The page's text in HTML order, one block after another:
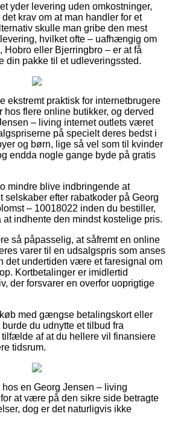
yder levering uden omkostninger,
krav om at man handler for et
skulle man gribe den mest
hvilket ofte – uafhængig om
Hobro eller Bjerringbro – er at få
din pakke til et udleveringssted.
ekstremt praktisk for internetbrugere
hos flere online butikker, og derved
– living internet outlets været
på specielt deres bedst i
og børn, lige så vel som til kvinder
endda nogle gange byde på gratis
mindre blive indbringende at
selskaber efter rabatkoder på Georg
– 10018022 inden du bestiller,
at indhente den mindst kostelige pris.
så påpasselig, at såfremt en online
varer til en udsalgspris som anses
det undertiden være et faresignal om
Kortbetalinger er imidlertid
der forsvarer en overfor uoprigtige
med gængse betalingskort eller
du udnytte et tilbud fra
af at du hellere vil finansiere
tidsrum.
en Georg Jensen – living
at være på den sikre side betragte
dog er det naturligvis ikke